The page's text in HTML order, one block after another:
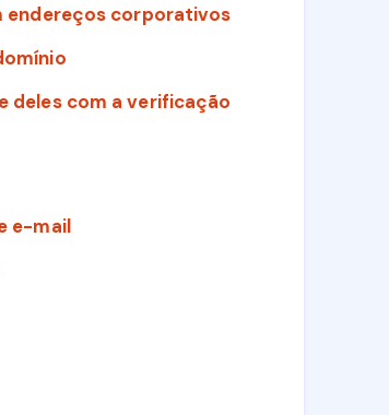
endereços corporativos
deles com a verificação
e-mail